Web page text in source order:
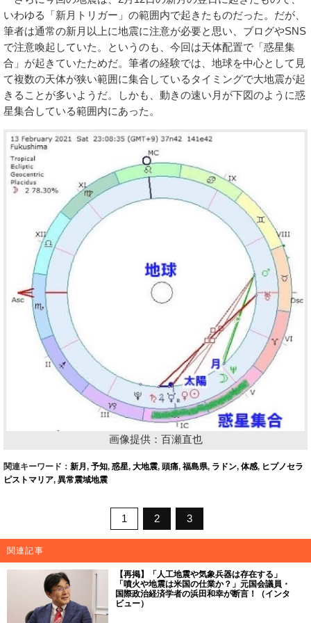
いわゆる「新月トリガー」の範囲内で起きたものだった。だが、
筆者は通常の新月以上に地震に注意が必要と思い、ブログやSNS
で注意喚起していた。というのも、今回は天体配置で「惑星集
合」が起きていたためだ。筆者の経験では、地球を中心として見
て複数の天体が狭い範囲に集合しているタイミングで大地震が起
きることが多いようだ。しかも、動きの速い月が下図のように惑
星集合している範囲内にあった。
画像提供：百瀬直也
関連キーワード： 新月 , 予知, 惑星, 大地震, 頭痛, 福島県, ラドン, 体感, ヒプノセラ
ピストマリア, 異常震域地震
1 2 3
関連記事
【再掲】「人工地震や気象兵器は存在する」
「噴火や地震は米国の仕業か？」元国会議員・
国際政治経済学者の浜田和幸が断言！（インタ
ビュー）